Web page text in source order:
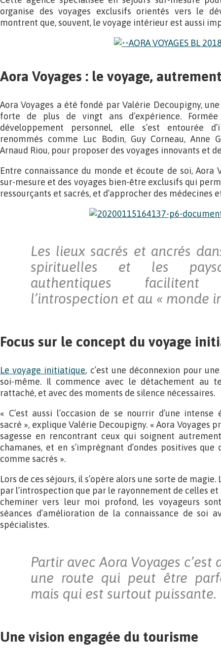
organise des voyages exclusifs orientés vers le
montrent que, souvent, le voyage intérieur est aussi
Aora Voyages : le voyage,
Aora Voyages a été fondé par Valérie Decoupigny,
forte de plus de vingt ans d’expérience.
développement personnel, elle s’est entourée
renommés comme Luc Bodin, Guy Corneau, Anne
Arnaud Riou, pour proposer des voyages innovants et
Entre connaissance du monde et écoute de soi, Aora
sur-mesure et des voyages bien-être exclusifs qui
ressourçants et sacrés, et d’approcher des médecines
Les lieux sacrés et ancrés
spirituelles et les
authentiques
l’introspection et au « monde
Focus sur le concept du voyage
Le voyage initiatique, c’est une déconnexion pour
soi-même. Il commence avec le détachement au
rattaché, et avec des moments de silence nécessaires.
« C’est aussi l’occasion de se nourrir d’une
sacré », explique Valérie Decoupigny. « Aora Voyages
sagesse en rencontrant ceux qui soignent
chamanes, et en s’imprégnant d’ondes positives
comme sacrés ».
Lors de ces séjours, il s’opère alors une sorte de
par l’introspection que par le rayonnement de celles et
cheminer vers leur moi profond, les voyageurs
séances d’amélioration de la connaissance de soi
spécialistes.
Partir avec Aora Voyages
une route qui peut être
mais qui est surtout puissante.
Une vision engagée du tourisme